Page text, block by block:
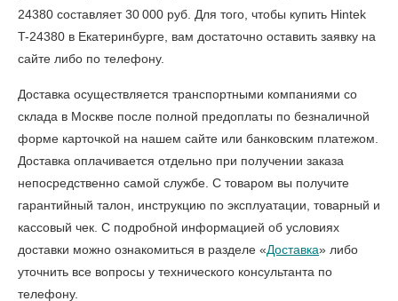
24380 составляет 30 000 руб. Для того, чтобы купить Hintek
T-24380 в Екатеринбурге , вам достаточно оставить заявку на
сайте либо по телефону.
Доставка осуществляется транспортными компаниями со
склада в Москве после полной предоплаты по безналичной
форме карточкой на нашем сайте или банковским платежом.
Доставка оплачивается отдельно при получении заказа
непосредственно самой службе. С товаром вы получите
гарантийный талон, инструкцию по эксплуатации, товарный и
кассовый чек. С подробной информацией об условиях
доставки можно ознакомиться в разделе «Доставка» либо
уточнить все вопросы у технического консультанта по
телефону.